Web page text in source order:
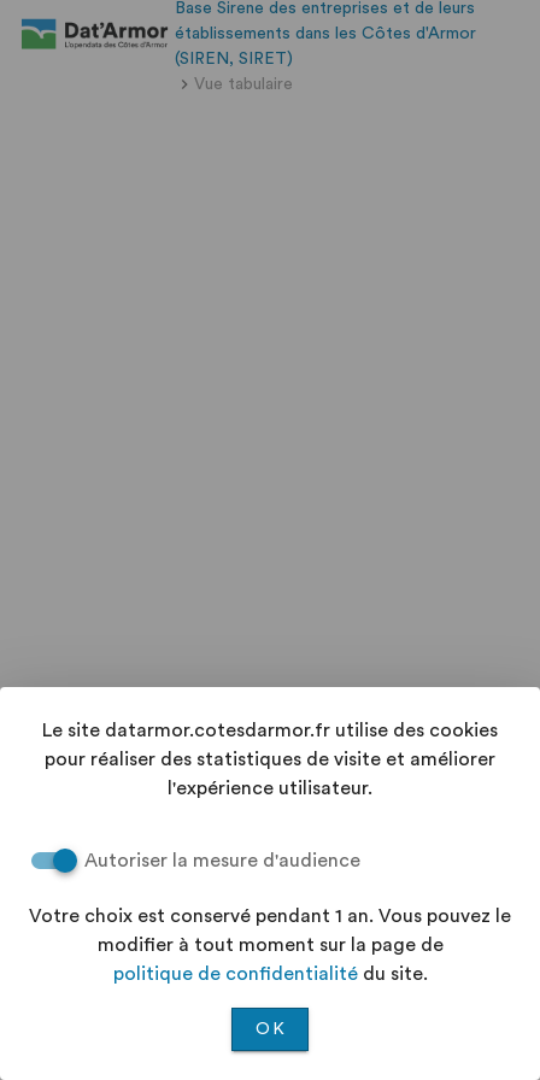
Base Sirene des entreprises et de leurs
établissements dans les Côtes d'Armor
(SIREN, SIRET)
Vue tabulaire
Le site datarmor.cotesdarmor.fr utilise des cookies
pour réaliser des statistiques de visite et améliorer
l'expérience utilisateur.
Autoriser la mesure d'audience
Votre choix est conservé pendant 1 an. Vous pouvez le
modifier à tout moment sur la page de
politique de confidentialitédu site.
OK